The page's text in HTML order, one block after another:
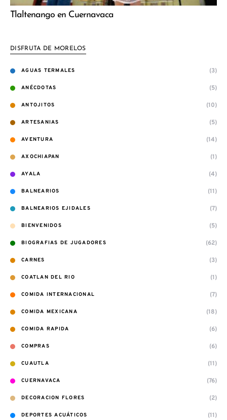
Tlaltenango en Cuernavaca
DISFRUTA DE MORELOS
AGUAS TERMALES (3)
ANÉCDOTAS (5)
ANTOJITOS (10)
ARTESANIAS (5)
AVENTURA (14)
AXOCHIAPAN (1)
AYALA (4)
BALNEARIOS (11)
BALNEARIOS EJIDALES (7)
BIENVENIDOS (5)
BIOGRAFIAS DE JUGADORES (62)
CARNES (3)
COATLAN DEL RIO (1)
COMIDA INTERNACIONAL (7)
COMIDA MEXICANA (18)
COMIDA RAPIDA (6)
COMPRAS (6)
CUAUTLA (11)
CUERNAVACA (76)
DECORACION FLORES (2)
DEPORTES ACUÁTICOS (11)